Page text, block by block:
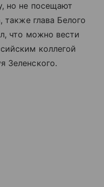
но не посещают
также глава Белого
что можно вести
коллегой
Зеленского.